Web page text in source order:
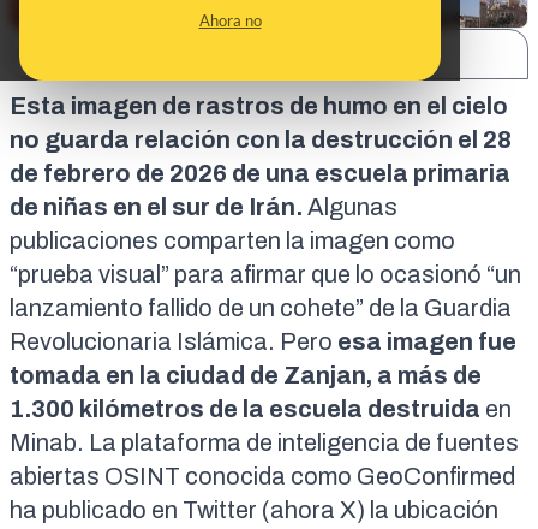
Ahora no
Esta imagen de rastros de humo en el cielo
no guarda relación con la destrucción el 28
de febrero de 2026 de una escuela primaria
de niñas en el sur de Irán. Algunas
publicaciones comparten la imagen como
“prueba visual” para afirmar que lo ocasionó “un
lanzamiento fallido de un cohete” de la Guardia
Revolucionaria Islámica. Pero esa imagen fue
tomada en la ciudad de Zanjan, a más de
1.300 kilómetros de la escuela destruida en
Minab. La plataforma de inteligencia de fuentes
abiertas OSINT conocida como GeoConfirmed
ha publicado en Twitter (ahora X) la ubicación